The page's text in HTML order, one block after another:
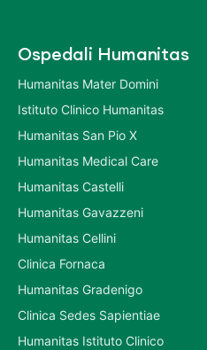
Ospedali Humanitas
Humanitas Mater Domini
Istituto Clinico Humanitas
Humanitas San Pio X
Humanitas Medical Care
Humanitas Castelli
Humanitas Gavazzeni
Humanitas Cellini
Clinica Fornaca
Humanitas Gradenigo
Clinica Sedes Sapientiae
Humanitas Istituto Clinico